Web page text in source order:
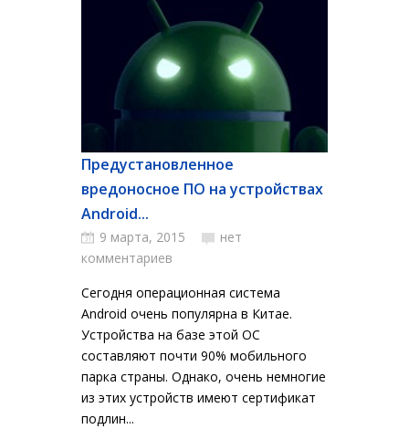
Предустановленное
вредоносное ПО на устройствах
Android...
9 марта, 2015
нет
комментариев
Сегодня операционная система
Android очень популярна в Китае.
Устройства на базе этой ОС
составляют почти 90% мобильного
парка страны. Однако, очень немногие
из этих устройств имеют сертификат
подлин...